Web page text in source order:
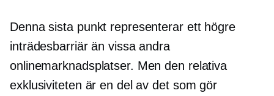
Denna sista punkt representerar ett högre
inträdesbarriär än vissa andra
onlinemarknadsplatser. Men den relativa
exklusiviteten är en del av det som gör